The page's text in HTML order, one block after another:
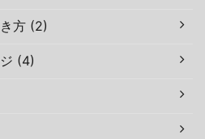
方 (2)
(4)